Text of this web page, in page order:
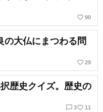
favorite_border 90
の大仏にまつわる問
favorite_border 29
歴史クイズ。歴史の
chat_bubble_outline 3favorite_border 11